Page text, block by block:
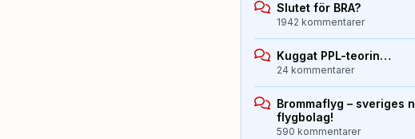
Slutet för BRA?
1942 kommentarer
Kuggat PPL-teorin…
24 kommentarer
Brommaflyg – sveriges
flygbolag!
590 kommentarer